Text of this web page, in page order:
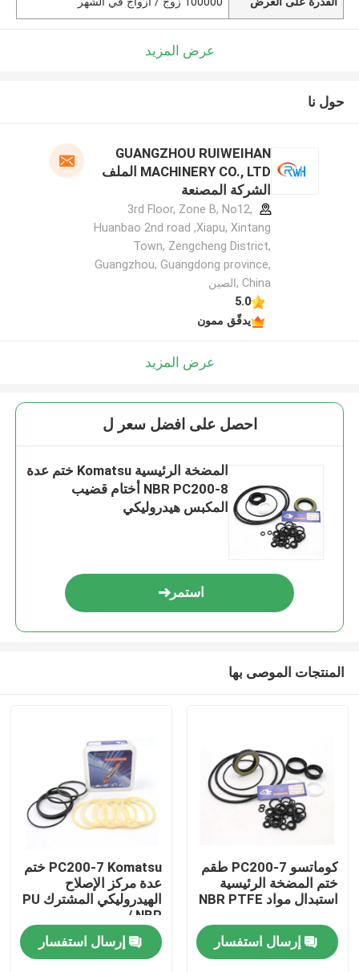
منزل
منتجات
عرض المزيد
حول نا
GUANGZHOU RUIWEIHAN
MACHINERY CO., LTD الملف
الشركة المصنعة
3rd Floor, Zone B, No12,
Huanbao 2nd road ,Xiapu, Xintang
Town, Zengcheng District,
Guangzhou, Guangdong province,
China ,الصين
5.0
يدقّق ممون
عرض المزيد
احصل على افضل سعر ل
المضخة الرئيسية Komatsu ختم عدة
NBR PC200-8 أختام قضيب
المكبس هيدروليكي
استمر
المنتجات الموصى بها
كوماتسو PC200-7 طقم
ختم المضخة الرئيسية
استبدال مواد NBR PTFE
إرسال استفسار
PC200-7 Komatsu ختم
عدة مركز الإصلاح
الهيدروليكي المشترك PU
/ NBR
إرسال استفسار